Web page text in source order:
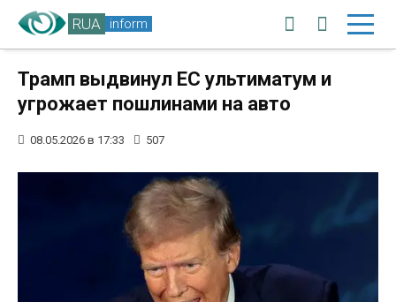
RUA inform
Трамп выдвинул ЕС ультиматум и
угрожает пошлинами на авто
08.05.2026 в 17:33 507